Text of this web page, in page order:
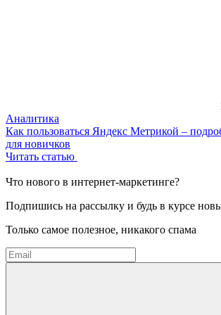
Аналитика
Как пользоваться Яндекс Метрикой –
для новичков
Читать статью
Что нового в интернет-маркетинге?
Подпишись на рассылку и будь в курсе
Только самое полезное, никакого спама